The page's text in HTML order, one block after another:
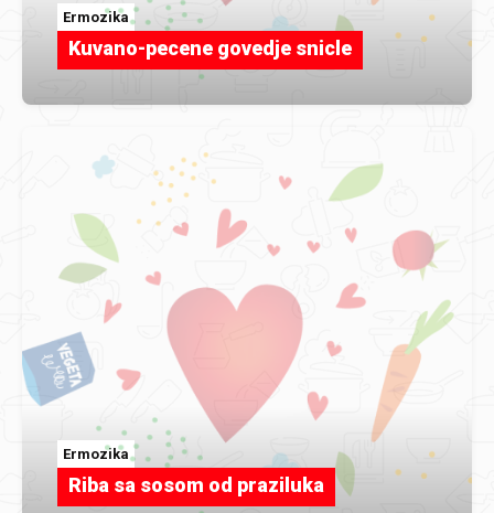
Ermozika
Kuvano-pecene govedje snicle
Ermozika
Riba sa sosom od praziluka